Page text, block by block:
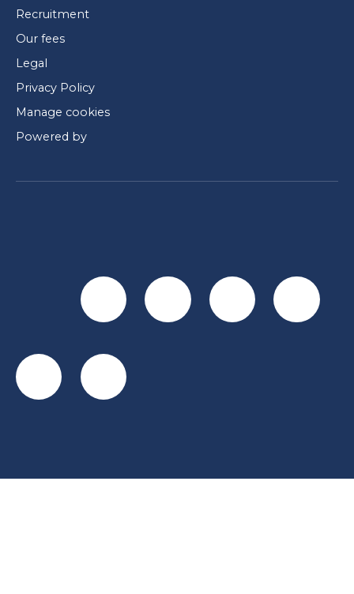
Recruitment
Our fees
Legal
Privacy Policy
Manage cookies
Powered by